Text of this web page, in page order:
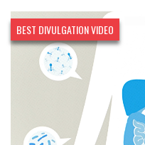
BEST DIVULGATION VIDEO